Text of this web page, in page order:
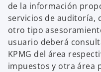
de la información
servicios de auditoría,
otro tipo
usuario deberá
KPMG del área
impuestos y otra área